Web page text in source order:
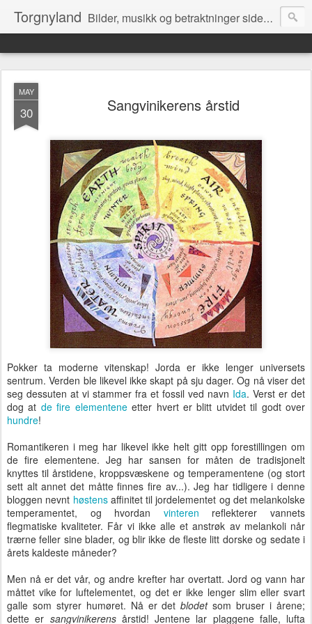
Torgnyland Bilder, musikk og betraktninger siden 2008
MAY
30 Sangvinikerens årstid
Pokker ta moderne vitenskap! Jorda er ikke lenger universets
sentrum. Verden ble likevel ikke skapt på sju dager. Og nå viser det
seg dessuten at vi stammer fra et fossil ved navn Ida. Verst er det
dog at de fire elementeneetter hvert er blitt utvidet til godt over
hundre!
Romantikeren i meg har likevel ikke helt gitt opp forestillingen om
de fire elementene. Jeg har sansen for måten de tradisjonelt
knyttes til årstidene, kroppsvæskene og temperamentene (og stort
sett alt annet det måtte finnes fire av...). Jeg har tidligere i denne
bloggen nevnt høstensaffinitet til jordelementet og det melankolske
temperamentet, og hvordan vinteren reflekterer vannets
flegmatiske kvaliteter. Får vi ikke alle et anstrøk av melankoli når
trærne feller sine blader, og blir ikke de fleste litt dorske og sedate i
årets kaldeste måneder?
Men nå er det vår, og andre krefter har overtatt. Jord og vann har
måttet vike for luftelementet, og det er ikke lenger slim eller svart
galle som styrer humøret. Nå er detblodetsom bruser i årene;
dette er sangvinikerensårstid! Jentene lar plaggene falle, lufta